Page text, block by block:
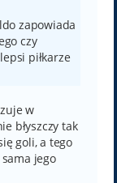
zapowiada
czy
piłkarze
w
błyszczy tak
goli, a tego
jego